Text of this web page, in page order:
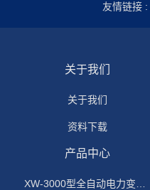
友情链接 :
关于我们
关于我们
资料下载
产品中心